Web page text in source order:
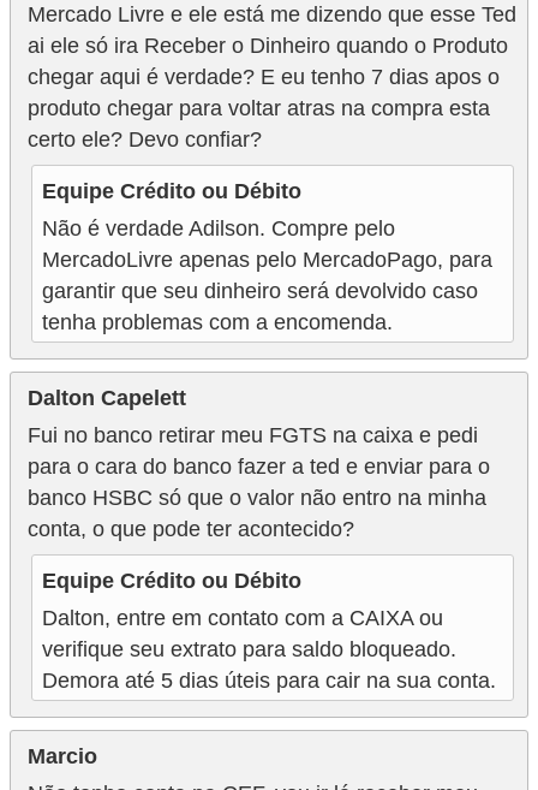
Mercado Livre e ele está me dizendo que esse Ted
ai ele só ira Receber o Dinheiro quando o Produto
chegar aqui é verdade? E eu tenho 7 dias apos o
produto chegar para voltar atras na compra esta
certo ele? Devo confiar?
Equipe Crédito ou Débito
Não é verdade Adilson. Compre pelo
MercadoLivre apenas pelo MercadoPago, para
garantir que seu dinheiro será devolvido caso
tenha problemas com a encomenda.
Dalton Capelett
Fui no banco retirar meu FGTS na caixa e pedi
para o cara do banco fazer a ted e enviar para o
banco HSBC só que o valor não entro na minha
conta, o que pode ter acontecido?
Equipe Crédito ou Débito
Dalton, entre em contato com a CAIXA ou
verifique seu extrato para saldo bloqueado.
Demora até 5 dias úteis para cair na sua conta.
Marcio
P
o
u
p
a
n
ç
P
r
o
g
r
a
m
a
s
d
e
r
e